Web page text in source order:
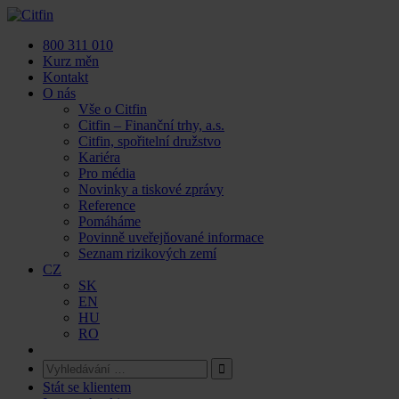
Skip
content800 311 010
Kurz měn
Kontakt
O nás
Vše o Citfin
Citfin – Finanční trhy, a.s.
Citfin, spořitelní družstvo
Kariéra
Pro média
Novinky a tiskové zprávy
Reference
Pomáháme
Povinně uveřejňované informace
Seznam rizikových zemí
CZ
SK
EN
HU
RO
Stát se klientem